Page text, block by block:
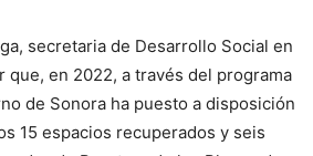
secretaria de Desarrollo Social en
que, en 2022, a través del programa
de Sonora ha puesto a disposición
15 espacios recuperados y seis